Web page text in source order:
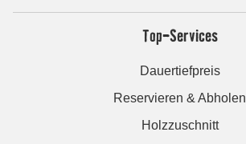
Top-Services
Dauertiefpreis
Reservieren & Abholen
Holzzuschnitt